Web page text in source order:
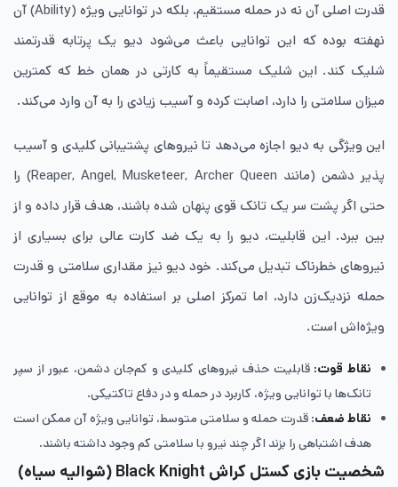
قدرت اصلی آن نه در حمله مستقیم، بلکه در توانایی ویژه (Ability) آن
نهفته بوده که این توانایی باعث می‌شود دیو یک پرتابه قدرتمند
شلیک کند. این شلیک مستقیماً به کارتی در همان خط که کمترین
میزان سلامتی را دارد، اصابت کرده و آسیب زیادی را به آن وارد می‌کند.
این ویژگی به دیو اجازه می‌دهد تا نیروهای پشتیبانی کلیدی و آسیب
‌پذیر دشمن (مانند Reaper, Angel, Musketeer, Archer Queen) را
حتی اگر پشت سر یک تانک قوی پنهان شده باشند، هدف قرار داده و از
بین ببرد. این قابلیت، دیو را به یک ضد کارت عالی برای بسیاری از
نیروهای خطرناک تبدیل می‌کند. خود دیو نیز مقداری سلامتی و قدرت
حمله نزدیک‌زن دارد، اما تمرکز اصلی بر استفاده به موقع از توانایی
ویژه‌اش است.
نقاط قوت: قابلیت حذف نیروهای کلیدی و کم‌جان دشمن، عبور از سپر
تانک‌ها با توانایی ویژه، کاربرد در حمله و در دفاع تاکتیکی.
نقاط ضعف: قدرت حمله و سلامتی متوسط، توانایی ویژه آن ممکن است
هدف اشتباهی را بزند اگر چند نیرو با سلامتی کم وجود داشته باشند.
شخصیت بازی کستل کراش Black Knight (شوالیه سیاه)